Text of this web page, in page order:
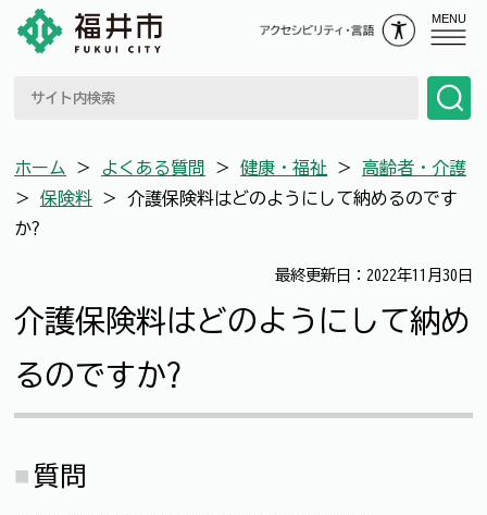
MENU
ホーム ＞ よくある質問 ＞ 健康・福祉 ＞ 高齢者・介護
＞ 保険料 ＞ 介護保険料はどのようにして納めるのです
か?
最終更新日：2022年11月30日
介護保険料はどのようにして納め
るのですか?
質問